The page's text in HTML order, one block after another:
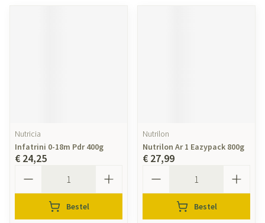
Nutricia
Infatrini 0-18m Pdr 400g
€ 24,25
Bestel
Nutrilon
Nutrilon Ar 1 Eazypack 800g
€ 27,99
Bestel